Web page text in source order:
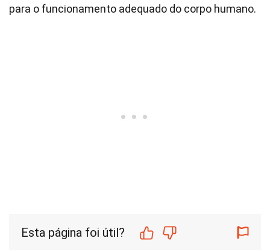
para o funcionamento adequado do corpo humano.
Esta página foi útil?